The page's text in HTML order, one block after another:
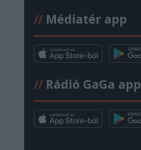
//Médiatér app
//Rádió GaGa app